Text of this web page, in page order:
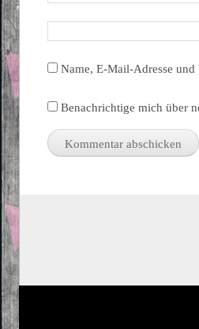
Name, E-Mail-Adresse
Benachrichtige mich über